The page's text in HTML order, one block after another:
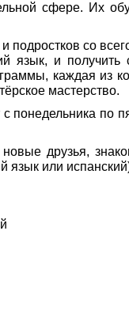
сфере. Их
подростков со
язык, и получить
каждая из
мастерство.
понедельника по
друзья,
язык или